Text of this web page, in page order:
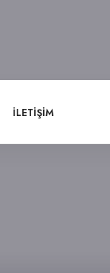
İLETIŞIM